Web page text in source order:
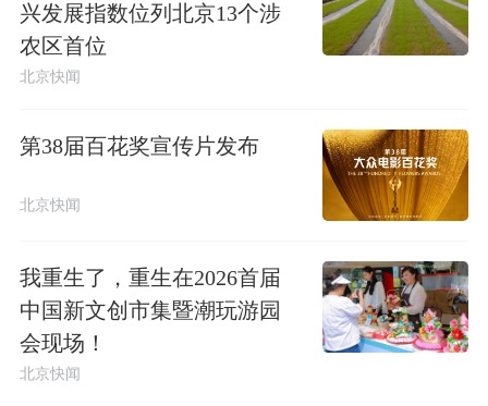
兴发展指数位列北京13个涉
农区首位
北京快闻
第38届百花奖宣传片发布
北京快闻
我重生了，重生在2026首届
中国新文创市集暨潮玩游园
会现场！
北京快闻